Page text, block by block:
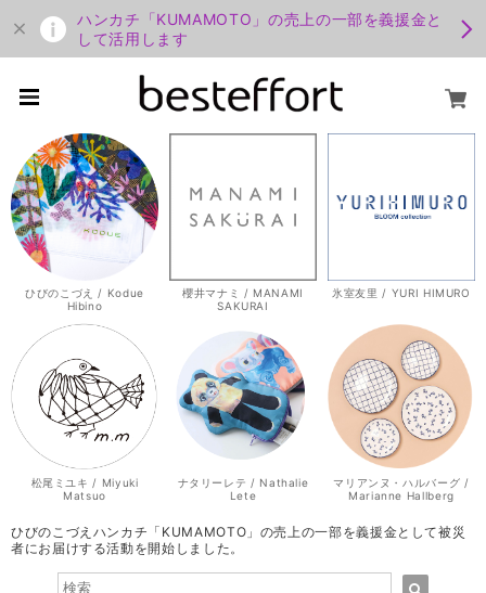
ハンカチ「KUMAMOTO」の売上の一部を義援金と
して活用します
ひびのこづえ / Kodue
Hibino
櫻井マナミ / MANAMI
SAKURAI
氷室友里 / YURI HIMURO
松尾ミユキ / Miyuki
Matsuo
ナタリーレテ / Nathalie
Lete
マリアンヌ・ハルバーグ /
Marianne Hallberg
ひびのこづえハンカチ「KUMAMOTO」の売上の一部を義援金として被災
者にお届けする活動を開始しました。